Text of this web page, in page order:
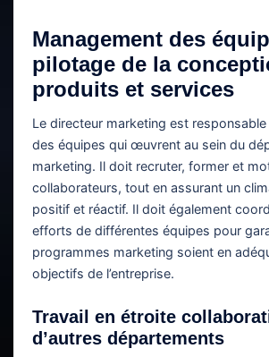
Management des
pilotage de la
produits et services
Le directeur marketing est
des équipes qui œuvrent au sein du
marketing. Il doit recruter, former et
collaborateurs, tout en assurant un
positif et réactif. Il doit également
efforts de différentes équipes pour
programmes marketing soient en
objectifs de l’entreprise.
Travail en étroite
d’autres départements